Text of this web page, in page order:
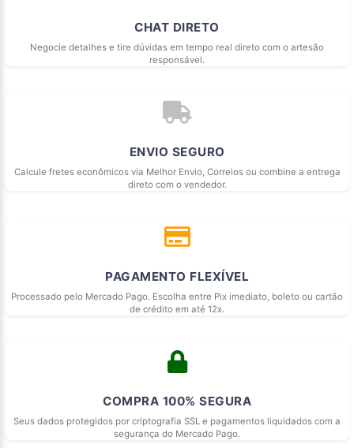
CHAT DIRETO
Negocie detalhes e tire dúvidas em tempo real direto com o artesão
responsável.
ENVIO SEGURO
Calcule fretes econômicos via Melhor Envio, Correios ou combine a entrega
direto com o vendedor.
PAGAMENTO FLEXÍVEL
Processado pelo Mercado Pago. Escolha entre Pix imediato, boleto ou cartão
de crédito em até 12x.
COMPRA 100% SEGURA
Seus dados protegidos por criptografia SSL e pagamentos liquidados com a
segurança do Mercado Pago.